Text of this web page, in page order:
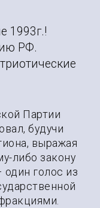
1993г.!
РФ.
Партии
будучи
выражая
либо закону
один голос из